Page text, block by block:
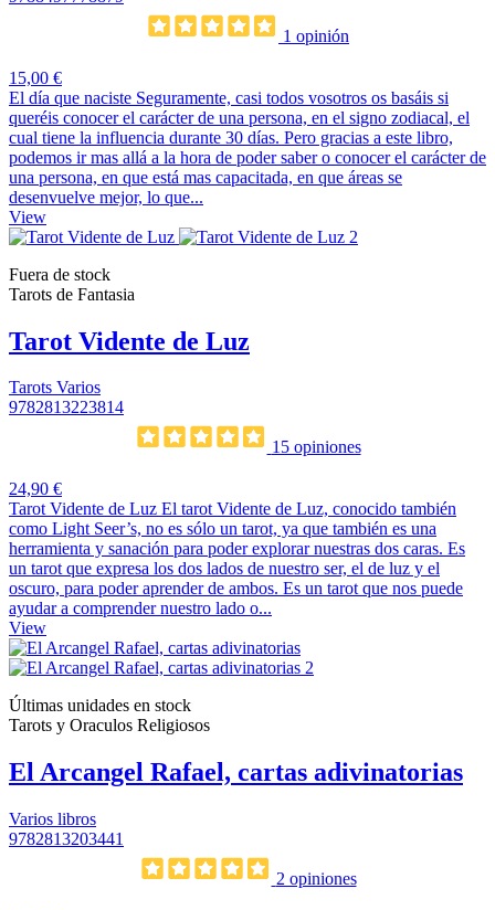
1 opinión
15,00 €
El día que naciste Seguramente, casi todos vosotros os basáis si
queréis conocer el carácter de una persona, en el signo zodiacal, el
cual tiene la influencia durante 30 días. Pero gracias a este libro,
podemos ir mas allá a la hora de poder saber o conocer el carácter de
una persona, en que está mas capacitada, en que áreas se
desenvuelve mejor, lo que...
View
Fuera de stock
Tarots de Fantasia
Tarot Vidente de Luz
Tarots Varios
9782813223814
15 opiniones
24,90 €
Tarot Vidente de Luz El tarot Vidente de Luz, conocido también
como Light Seer’s, no es sólo un tarot, ya que también es una
herramienta y sanación para poder explorar nuestras dos caras. Es
un tarot que expresa los dos lados de nuestro ser, el de luz y el
oscuro, para poder aprender de ambos. Es un tarot que nos puede
ayudar a comprender nuestro lado o...
View
Últimas unidades en stock
Tarots y Oraculos Religiosos
El Arcangel Rafael, cartas adivinatorias
Varios libros
9782813203441
2 opiniones